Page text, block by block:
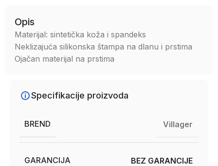
Opis
Materijal: sintetička koža i spandeks
Neklizajuća silikonska štampa na dlanu i prstima
Ojačan materijal na prstima
Specifikacije proizvoda
BREND Villager
GARANCIJA BEZ GARANCIJE